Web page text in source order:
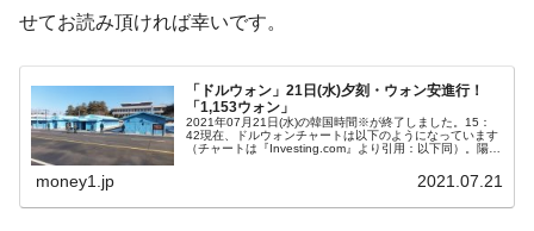
『Money1』
韓国ボンクラ政策室長･金容範、株価暴落に
他人事のような発言。
韓国半導体『SKハイニックス』2026年2Qの
業績「史上最高益」当期純利益は前年同期比13.4倍に。
『Money1』
韓国･加徳島新国際空港「またも暗礁」の危
機 ⇒ 10.7兆では損が出るからできない。
『Money1』
【速報】韓国株式市場の暴落・本日07月29
せてお読み頂ければ幸いです。
「ドルウォン」21日(水)夕刻・ウォン安進行！
「1,153ウォン」
2021年07月21日(水)の韓国時間※が終了しました。15：
42現在、ドルウォンチャートは以下のようになっています
（チャートは『Investing.com』より引用：以下同）。陽線
money1.jp 2021.07.21